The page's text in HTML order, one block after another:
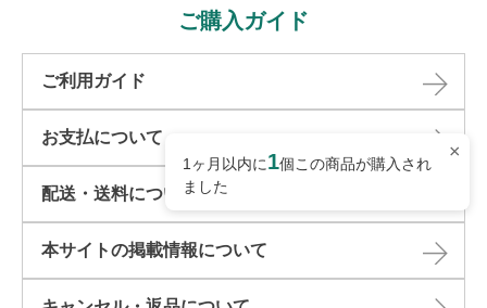
×
1ヶ月以内に1個この商品が購入され
ました
ご購入ガイド
ご利用ガイド
お支払について
配送・送料について
本サイトの掲載情報について​